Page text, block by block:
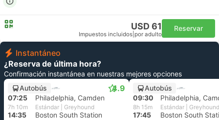
USD 61
Impuestos incluidos por adulto
Reservar
Instantáneo
¿Reserva de última hora?
Confirmación instantánea en nuestras mejores opciones
Autobús
4.9
07:25 Philadelphia, Camden
7h 10m Estándar | Greyhound
14:35 Boston South Station
Autobús
09:30
Philadelphia,
8h 15m Estándar | Greyhound
17:45 Boston South